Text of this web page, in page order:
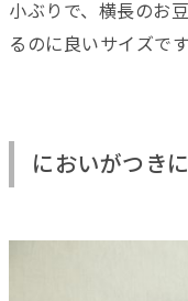
小ぶりで、横長のお
るのに良いサイズです
においがつき